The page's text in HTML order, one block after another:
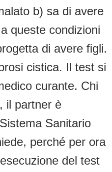
b) sa di avere
queste condizioni
di avere figli.
cistica. Il test si
curante. Chi
il partner è
Sanitario
perché per ora
del test